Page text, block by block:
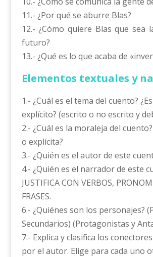
11.- ¿Por qué se aburre Blas?
12.- ¿Cómo quiere Blas que sea
futuro?
13.- ¿Qué es lo que acaba de
Elementos textuales y
1.- ¿Cuál es el tema del cuento?
explícito? (escrito o no escrito y
2.- ¿Cuál es la moraleja del
o explícita?
3.- ¿Quién es el autor de este
4.- ¿Quién es el narrador de este
JUSTIFICA CON VERBOS,
FRASES.
6.- ¿Quiénes son los personajes?
Secundarios) (Protagonistas y
7.- Explica y clasifica los
por el autor. Elige para cada uno